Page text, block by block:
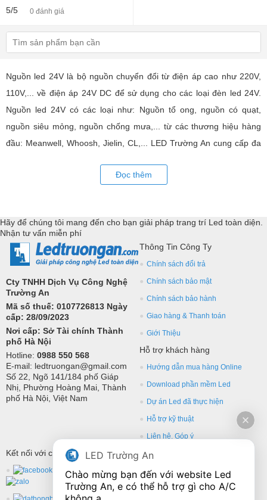
5/5 0 đánh giá
Nguồn led 24V là bộ nguồn chuyển đổi từ điện áp cao như 220V,
110V,... về điện áp 24V DC để sử dụng cho các loại đèn led 24V.
Nguồn led 24V có các loại như: Nguồn tổ ong, nguồn có quạt,
nguồn siêu mỏng, nguồn chống mưa,... từ các thương hiệu hàng
đầu: Meanwell, Whoosh, Jielin, CL,... LED Trường An cung cấp đa
thuật triển khai các giải pháp công nghệ led toàn diện.
Đọc thêm
Hãy để chúng tôi mang đến cho bạn giải pháp trang trí Led toàn diện.
Nhận tư vấn miễn phí
Cty TNHH Dịch Vụ Công Nghệ
Trường An
Mã số thuế: 0107726813 Ngày
cấp: 28/09/2023
Nơi cấp: Sở Tài chính Thành
phố Hà Nội
Hotline: 0988 550 568
E-mail: ledtruongan@gmail.com
Số 22, Ngõ 141/184 phố Giáp
Nhị, Phường Hoàng Mai, Thành
phố Hà Nội, Việt Nam
Thông Tin Công Ty
Chính sách đổi trả
Chính sách bảo mật
Chính sách bảo hành
Giao hàng & Thanh toán
Giới Thiệu
Hỗ trợ khách hàng
Hướng dẫn mua hàng Online
Download phần mềm Led
Dự án Led đã thực hiện
Hỗ trợ kỹ thuật
Liên hệ, Góp ý
Kết nối với chúng tôi
LED Trường An
Chào mừng bạn đến với website Led
Trường An, e có thể hỗ trợ gì cho A/C